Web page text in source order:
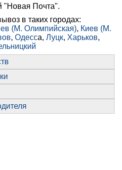
"Новая Почта".
в таких городах:
(М. Олимпийская), Киев (М.
, Одесса, Луцк, Харьков,